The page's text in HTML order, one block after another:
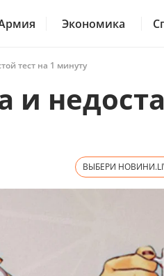
Экономика
тест на 1 минуту
и
ВЫБЕРИ